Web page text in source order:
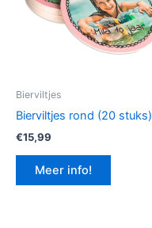
Bierviltjes
Bierviltjes rond (20 stuks)
€15,99
Meer info!